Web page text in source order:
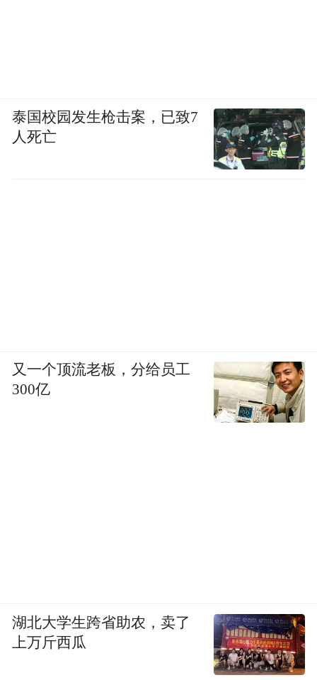
泰国校园发生枪击案，已致7
人死亡
又一个顶流老板，分给员工
300亿
湖北大学生跨省助农，卖了
上万斤西瓜